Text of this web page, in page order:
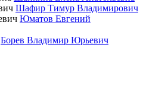
Шафир Тимур Владимирович
Юматов Евгений
Борев Владимир Юрьевич